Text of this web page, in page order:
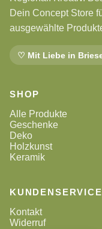
Dein Concept Store
ausgewählte
♡ Mit Liebe in
SHOP
Alle Produkte
Geschenke
Deko
Holzkunst
Keramik
KUNDENSERVICE
Kontakt
Widerruf